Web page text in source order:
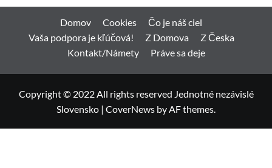
Domov Cookies
Čo je náš ciel
Vaša podpora je kľúčová!
Z Domova
Z Česka
Kontakt/Námety
Práve sa deje
Copyright © 2022 All rights reserved Jednotné nezávislé
Slovensko | CoverNews by AF themes.